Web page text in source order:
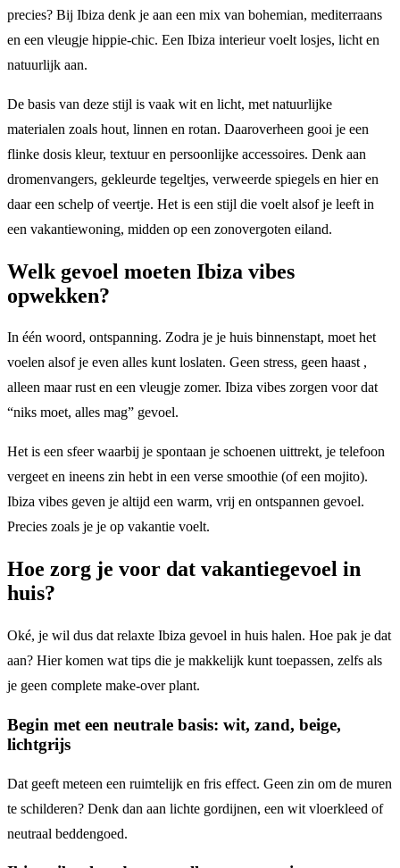
precies? Bij Ibiza denk je aan een mix van bohemian, mediterraans
en een vleugje hippie-chic. Een Ibiza interieur voelt losjes, licht en
natuurlijk aan.
De basis van deze stijl is vaak wit en licht, met natuurlijke
materialen zoals hout, linnen en rotan. Daaroverheen gooi je een
flinke dosis kleur, textuur en persoonlijke accessoires. Denk aan
dromenvangers, gekleurde tegeltjes, verweerde spiegels en hier en
daar een schelp of veertje. Het is een stijl die voelt alsof je leeft in
een vakantiewoning, midden op een zonovergoten eiland.
Welk gevoel moeten Ibiza vibes
opwekken?
In één woord, ontspanning. Zodra je je huis binnenstapt, moet het
voelen alsof je even alles kunt loslaten. Geen stress, geen haast ,
alleen maar rust en een vleugje zomer. Ibiza vibes zorgen voor dat
“niks moet, alles mag” gevoel.
Het is een sfeer waarbij je spontaan je schoenen uittrekt, je telefoon
vergeet en ineens zin hebt in een verse smoothie (of een mojito).
Ibiza vibes geven je altijd een warm, vrij en ontspannen gevoel.
Precies zoals je je op vakantie voelt.
Hoe zorg je voor dat vakantiegevoel in
huis?
Oké, je wil dus dat relaxte Ibiza gevoel in huis halen. Hoe pak je dat
aan? Hier komen wat tips die je makkelijk kunt toepassen, zelfs als
je geen complete make-over plant.
Begin met een neutrale basis: wit, zand, beige,
lichtgrijs
Dat geeft meteen een ruimtelijk en fris effect. Geen zin om de muren
te schilderen? Denk dan aan lichte gordijnen, een wit vloerkleed of
neutraal beddengoed.